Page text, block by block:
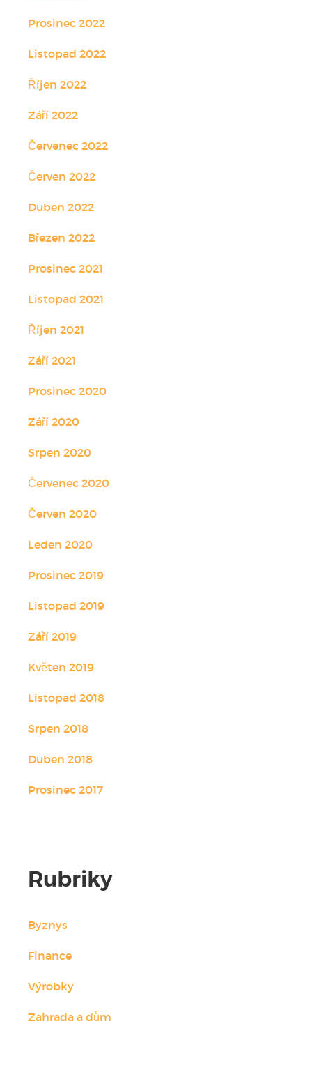
Prosinec 2022
Listopad 2022
Říjen 2022
Září 2022
Červenec 2022
Červen 2022
Duben 2022
Březen 2022
Prosinec 2021
Listopad 2021
Říjen 2021
Září 2021
Prosinec 2020
Září 2020
Srpen 2020
Červenec 2020
Červen 2020
Leden 2020
Prosinec 2019
Listopad 2019
Září 2019
Květen 2019
Listopad 2018
Srpen 2018
Duben 2018
Prosinec 2017
Rubriky
Byznys
Finance
Výrobky
Zahrada a dům